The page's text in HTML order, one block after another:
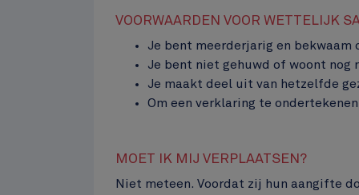
VOORWAARDEN VOOR WETTELIJK
Je bent meerderjarig en bekwaam
Je bent niet gehuwd of woont nog
Je maakt deel uit van hetzelfde
Om een verklaring te
MOET IK MIJ VERPLAATSEN?
Niet meteen. Voordat zij hun aangifte